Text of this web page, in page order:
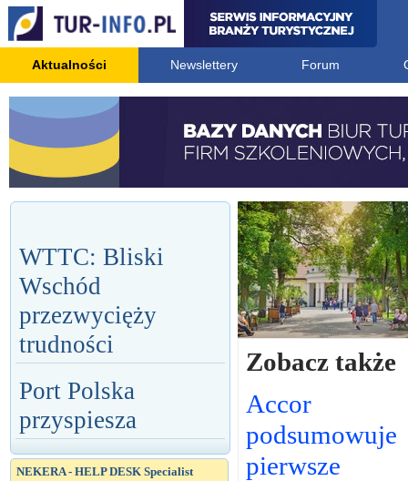
Aktualności Newslettery Forum
WTTC: Bliski
Wschód
przezwycięży
trudności
Port Polska
przyspiesza
NEKERA - HELP DESK Specialist
Zobacz także
Accor
podsumowuje
pierwsze